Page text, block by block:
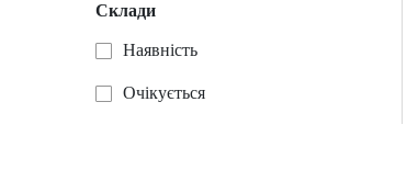
Склади
Наявність
Очікується